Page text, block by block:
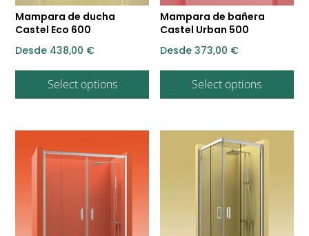
Mampara de ducha
Castel Eco 600
Desde 438,00 €
Select options
Mampara de bañera
Castel Urban 500
Desde 373,00 €
Select options